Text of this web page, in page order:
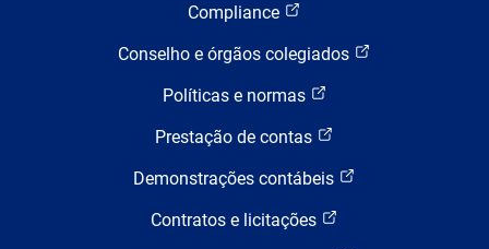
Compliance
Conselho e órgãos colegiados
Políticas e normas
Prestação de contas
Demonstrações contábeis
Contratos e licitações